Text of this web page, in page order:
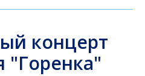
концерт
"Горенка"